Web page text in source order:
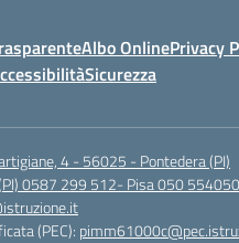
Albo OnlinePrivacy
Sicurezza
4 - 56025 - Pontedera (PI)
0587 299 512- Pisa 050 554050
(PEC):